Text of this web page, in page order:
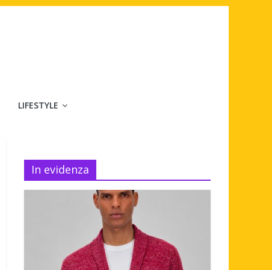
LIFESTYLE
In evidenza